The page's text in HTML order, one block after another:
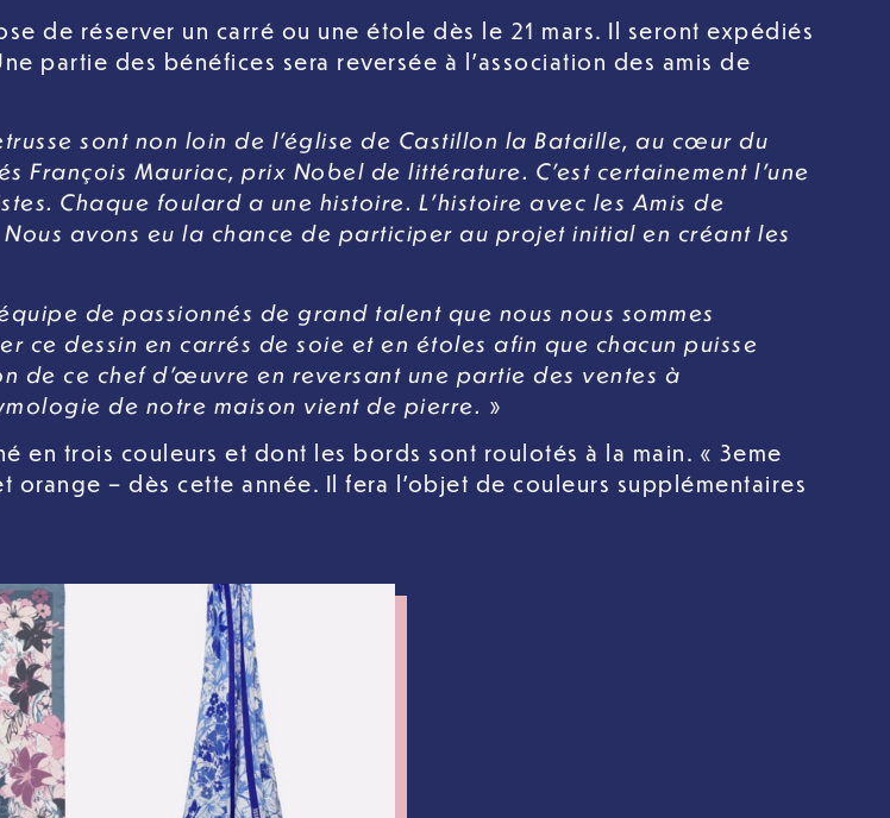
de réserver un carré ou une étole dès le 21 mars. Il seront expédiés
partie des bénéfices sera reversée à l’association des amis de
sont non loin de l’église de Castillon la Bataille, au cœur du
Mauriac, prix Nobel de littérature. C’est certainement l’une
Chaque foulard a une histoire. L’histoire avec les Amis de
avons eu la chance de participer au projet initial en créant les
de passionnés de grand talent que nous nous sommes
ce dessin en carrés de soie et en étoles afin que chacun puisse
ce chef d’œuvre en reversant une partie des ventes à
de notre maison vient de pierre. »
en trois couleurs et dont les bords sont roulotés à la main. « 3eme
– dès cette année. Il fera l’objet de couleurs supplémentaires